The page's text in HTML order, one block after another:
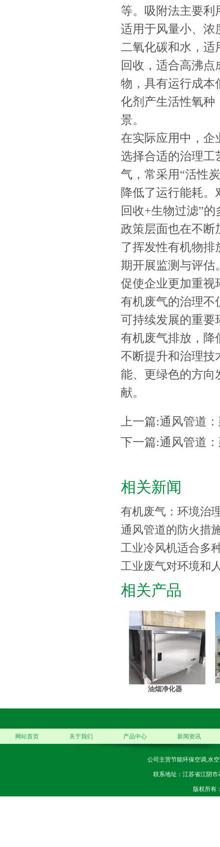
等。吸附法主要利
适用于风量小、浓
二氧化碳和水，适
回收，适合高沸
物，具有运行成本
化剂产生活性氧种
景。
在实际应用中，企
选择合适的治理工
气，常采用“活性
降低了运行能耗
回收+生物过滤”
政策层面也在不断
了挥发性有机物
期开展监测与评估
促使企业更加重视
有机废气的治理不
可持续发展的重要
有机废气排放，降
不断提升和治理技
能、更绿色的方向
献。
上一篇:通风管道
下一篇:通风管道
相关新闻
有机废气：环境治
通风管道的防火措
工业冷风机适合多
工业废气对环境和
相关产品
油烟净化器
网站首页 关于我们 产品中心 新闻资讯
公司主营节能环保空调,水
联系地址：江苏省江阴市
版权所有